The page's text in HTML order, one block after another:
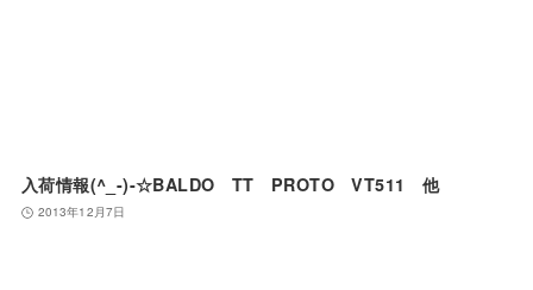
入荷情報(^_-)-☆BALDO TT PROTO VT511 他
2013年12月7日